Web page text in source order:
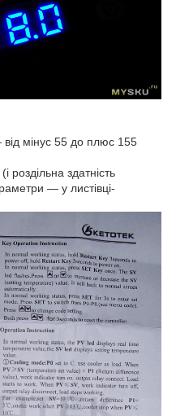
мінус 55 до плюс 155
роздільна здатність
— у листівці-